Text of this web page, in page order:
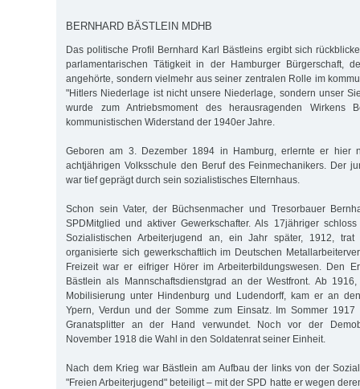
BERNHARD BÄSTLEIN MDHB
Das politische Profil Bernhard Karl Bästleins ergibt sich
parlamentarischen Tätigkeit in der Hamburger Bürgerschaft,
angehörte, sondern vielmehr aus seiner zentralen Rolle im
"Hitlers Niederlage ist nicht unsere Niederlage, sondern unser
wurde zum Antriebsmoment des herausragenden Wirkens
kommunistischen Widerstand der 1940er Jahre.
Geboren am 3. Dezember 1894 in Hamburg, erlernte er hier
achtjährigen Volksschule den Beruf des Feinmechanikers. Der
war tief geprägt durch sein sozialistisches Elternhaus.
Schon sein Vater, der Büchsenmacher und Tresorbauer
SPDMitglied und aktiver Gewerkschafter. Als 17jähriger
Sozialistischen Arbeiterjugend an, ein Jahr später, 1912,
organisierte sich gewerkschaftlich im Deutschen
Freizeit war er eifriger Hörer im Arbeiterbildungswesen. Den
Bästlein als Mannschaftsdienstgrad an der Westfront. Ab
Mobilisierung unter Hindenburg und Ludendorff, kam er an
Ypern, Verdun und der Somme zum Einsatz. Im Sommer
Granatsplitter an der Hand verwundet. Noch vor der
November 1918 die Wahl in den Soldatenrat seiner Einheit.
Nach dem Krieg war Bästlein am Aufbau der links von der
"Freien Arbeiterjugend" beteiligt – mit der SPD hatte er wegen